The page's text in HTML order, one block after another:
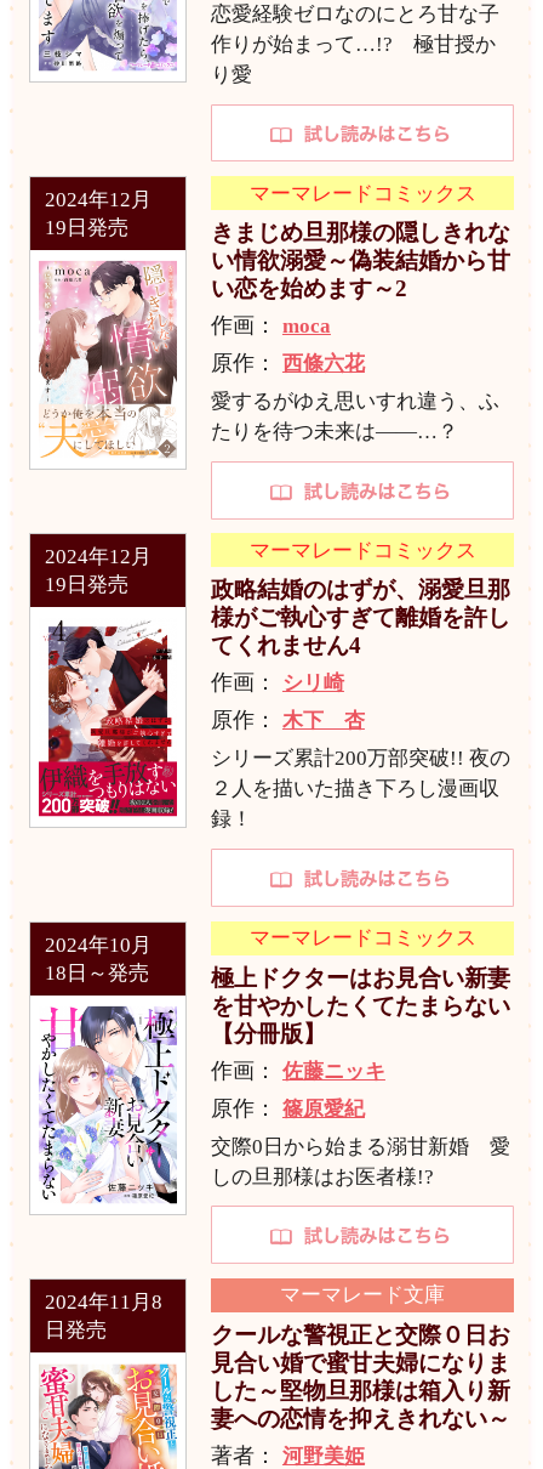
恋愛経験ゼロなのにとろ甘な子
作りが始まって…!? 極甘授か
り愛
2024年12月
19日発売
マーマレードコミックス
きまじめ旦那様の隠しきれな
い情欲溺愛～偽装結婚から甘
い恋を始めます～2
作画： moca
原作：
西條六花
愛するがゆえ思いすれ違う、ふ
たりを待つ未来は――…？
2024年12月
19日発売
マーマレードコミックス
政略結婚のはずが、溺愛旦那
様がご執心すぎて離婚を許し
てくれません4
作画： シリ崎
原作： 木下 杏
シリーズ累計200万部突破!! 夜の
２人を描いた描き下ろし漫画収
録！
2024年10月
18日～発売
マーマレードコミックス
極上ドクターはお見合い新妻
を甘やかしたくてたまらない
【分冊版】
作画： 佐藤ニッキ
原作： 篠原愛紀
交際0日から始まる溺甘新婚 愛
しの旦那様はお医者様!?
2024年11月8
日発売
マーマレード文庫
クールな警視正と交際０日お
見合い婚で蜜甘夫婦になりま
した～堅物旦那様は箱入り新
妻への恋情を抑えきれない～
著者： 河野美姫